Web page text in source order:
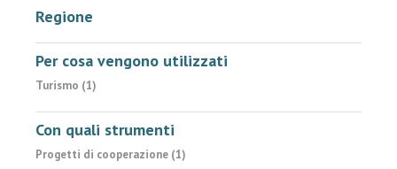
Regione
Per cosa vengono utilizzati
Turismo (1)
Con quali strumenti
Progetti di cooperazione (1)